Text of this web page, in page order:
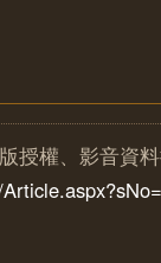
授權、影音資